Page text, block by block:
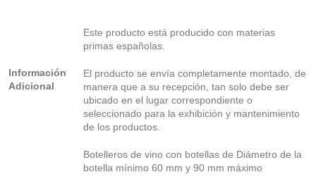
Información
Adicional
Este producto está producido con materias
primas españolas.
El producto se envía completamente montado, de
manera que a su recepción, tan solo debe ser
ubicado en el lugar correspondiente o
seleccionado para la exhibición y mantenimiento
de los productos.
Botelleros de vino con botellas de Diámetro de la
botella mínimo 60 mm y 90 mm máximo